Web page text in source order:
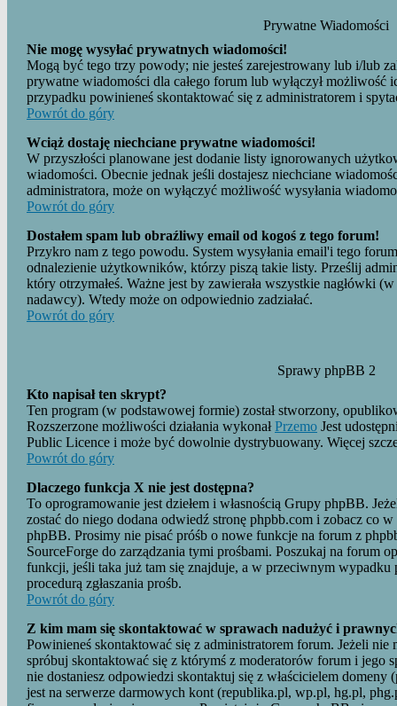
Prywatne Wiadomości
Nie mogę wysyłać prywatnych wiadomości!
Mogą być tego trzy powody; nie jesteś zarejestrowany lub i/lub
prywatne wiadomości dla całego forum lub wyłączył możliwość
przypadku powinieneś skontaktować się z administratorem i
Powrót do góry
Wciąż dostaję niechciane prywatne wiadomości!
W przyszłości planowane jest dodanie listy ignorowanych
wiadomości. Obecnie jednak jeśli dostajesz niechciane
administratora, może on wyłączyć możliwość wysyłania
Powrót do góry
Dostałem spam lub obraźliwy email od kogoś z tego forum!
Przykro nam z tego powodu. System wysyłania email'i tego
odnalezienie użytkowników, którzy piszą takie listy. Prześlij
który otrzymałeś. Ważne jest by zawierała wszystkie nagłówki
nadawcy). Wtedy może on odpowiednio zadziałać.
Powrót do góry
Sprawy phpBB 2
Kto napisał ten skrypt?
Ten program (w podstawowej formie) został stworzony,
Rozszerzone możliwości działania wykonałPrzemo Jest
Public Licence i może być dowolnie dystrybuowany. Więcej
Powrót do góry
Dlaczego funkcja X nie jest dostępna?
To oprogramowanie jest dziełem i własnością Grupy phpBB.
zostać do niego dodana odwiedź stronę phpbb.com i zobacz co
phpBB. Prosimy nie pisać próśb o nowe funkcje na forum z
SourceForge do zarządzania tymi prośbami. Poszukaj na forum
funkcji, jeśli taka już tam się znajduje, a w przeciwnym wypadku
procedurą zgłaszania prośb.
Powrót do góry
Z kim mam się skontaktować w sprawach nadużyć i
Powinieneś skontaktować się z administratorem forum. Jeżeli nie
spróbuj skontaktować się z którymś z moderatorów forum i jego
nie dostaniesz odpowiedzi skontaktuj się z właścicielem
jest na serwerze darmowych kont (republika.pl, wp.pl, hg.pl,